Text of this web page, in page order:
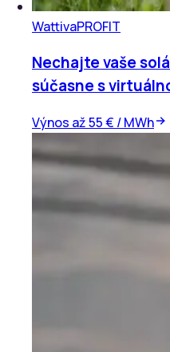
WattivaPROFIT
Nechajte vaše
súčasne s
Výnos až 55 € / MWh